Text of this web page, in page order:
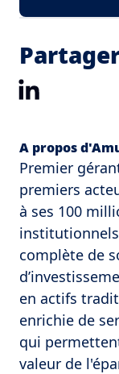
A propos
Premier
premiers
à ses 100
complète de
en actifs
enrichie de
qui
valeur de